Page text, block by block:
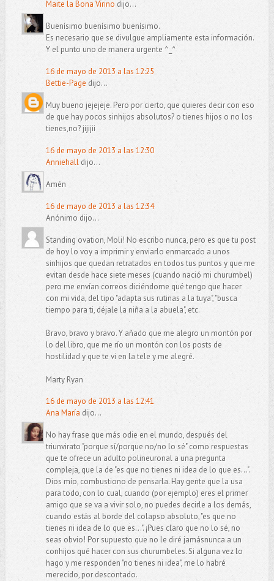
Maite la Bona Virino dijo...
Buenísimo buenísimo buenísimo.
Es necesario que se divulgue ampliamente esta información.
Y el punto uno de manera urgente ^_^
16 de mayo de 2013 a las 12:25
Bettie-Page dijo...
Muy bueno jejejeje. Pero por cierto, que quieres decir con eso
de que hay pocos sinhijos absolutos? o tienes hijos o no los
tienes,no? jijijii
16 de mayo de 2013 a las 12:30
Anniehalldijo...
Amén
16 de mayo de 2013 a las 12:34
Anónimo dijo...
Standing ovation, Moli! No escribo nunca, pero es que tu post
de hoy lo voy a imprimir y enviarlo enmarcado a unos
sinhijos que quedan retratados en todos tus puntos y que me
evitan desde hace siete meses (cuando nació mi churumbel)
pero me envían correos diciéndome qué tengo que hacer
con mi vida, del tipo "adapta sus rutinas a la tuya", "busca
tiempo para ti, déjale la niña a la abuela", etc.
Bravo, bravo y bravo. Y añado que me alegro un montón por
lo del libro, que me río un montón con los posts de
hostilidad y que te vi en la tele y me alegré.
Marty Ryan
16 de mayo de 2013 a las 12:41
Ana María dijo...
No hay frase que más odie en el mundo, después del
triunvirato "porque sí/porque no/no lo sé" como respuestas
que te ofrece un adulto polineuronal a una pregunta
compleja, que la de "es que no tienes ni idea de lo que es...".
Dios mío, combustiono de pensarla. Hay gente que la usa
para todo, con lo cual, cuando (por ejemplo) eres el primer
amigo que se va a vivir solo, no puedes decirle a los demás,
cuando estás al borde del colapso absoluto, "es que no
tienes ni idea de lo que es...". ¡Pues claro que no lo sé, no
seas obvio! Por supuesto que no le diré jamásnunca a un
conhijos qué hacer con sus churumbeles. Si alguna vez lo
hago y me responden "no tienes ni idea", me lo habré
merecido, por descontado.